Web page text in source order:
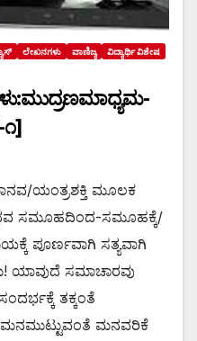
ಲೇಖನಗಳು ವಾಣಿಜ್ಯ
ವಿದ್ಯಾರ್ಥಿ ವಿಶೇಷ
೧]
ಯಂತ್ರಶಕ್ತಿ ಮೂಲಕ
ಸಮೂಹದಿಂದ-ಸಮೂಹಕ್ಕೆ/
ಪೂರ್ಣವಾಗಿ ಸತ್ಯವಾಗಿ
ಯಾವುದೆ ಸಮಾಚಾರವು
ತಕ್ಕಂತೆ
ಮನಮುಟ್ಟುವಂತೆ ಮನವರಿಕೆ